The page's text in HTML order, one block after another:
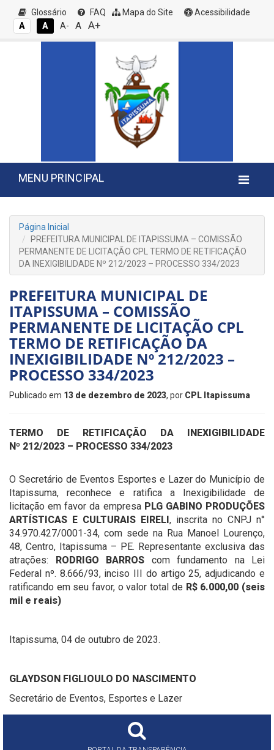
Glossário FAQ Mapa do Site
Acessibilidade
A
A A- A A+
MENU PRINCIPAL
Página Inicial
PREFEITURA MUNICIPAL DE ITAPISSUMA – COMISSÃO
PERMANENTE DE LICITAÇÃO CPL TERMO DE RETIFICAÇÃO
DA INEXIGIBILIDADE Nº 212/2023 – PROCESSO 334/2023
PREFEITURA MUNICIPAL DE
ITAPISSUMA – COMISSÃO
PERMANENTE DE LICITAÇÃO CPL
TERMO DE RETIFICAÇÃO DA
INEXIGIBILIDADE Nº 212/2023 –
PROCESSO 334/2023
Publicado em 13 de dezembro de 2023, por CPL Itapissuma
TERMO DE RETIFICAÇÃO DA INEXIGIBILIDADE
Nº 212/2023 – PROCESSO 334/2023
O Secretário de Eventos Esportes e Lazer do Município de
Itapissuma, reconhece e ratifica a Inexigibilidade de
licitação em favor da empresa PLG GABINO PRODUÇÕES
ARTÍSTICAS E CULTURAIS EIRELI, inscrita no CNPJ n°
34.970.427/0001-34, com sede na Rua Manoel Lourenço,
48, Centro, Itapissuma – PE. Representante exclusiva das
atrações: RODRIGO BARROS com fundamento na Lei
Federal nº. 8.666/93, inciso III do artigo 25, adjudicando e
ratificando em seu favor, o valor total de R$ 6.000,00 (seis
mil e reais)
Itapissuma, 04 de outubro de 2023.
GLAYDSON FIGLIOULO DO NASCIMENTO
Secretário de Eventos, Esportes e Lazer